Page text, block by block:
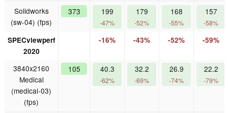
Solidworks
(sw-04) (fps)
373 199
-47%
179
-52%
168
-55%
157
-58%
SPECviewperf
2020
-16% -43% -52% -59%
3840x2160
Medical
(medical-03)
(fps)
105 40.3
-62%
32.2
-69%
26.9
-74%
22.2
-79%